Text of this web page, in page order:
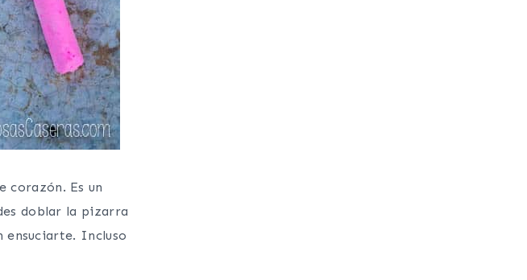
corazón. Es un
doblar la pizarra
Incluso